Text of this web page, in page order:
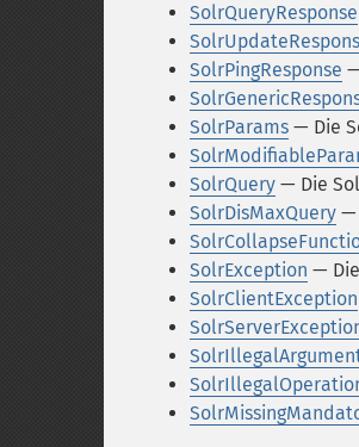
SolrQueryResponse
SolrPingResponse
SolrParams — Die
SolrQuery — Die
SolrDisMaxQuery —
SolrException —
SolrClientException